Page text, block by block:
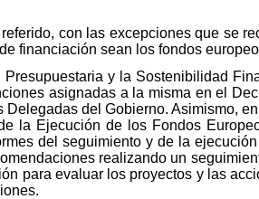
con las excepciones que se
financiación sean los fondos
y la Sostenibilidad
asignadas a la misma en el
del Gobierno. Asimismo,
la Ejecución de los Fondos
del seguimiento y de la
realizando un
para evaluar los proyectos y las